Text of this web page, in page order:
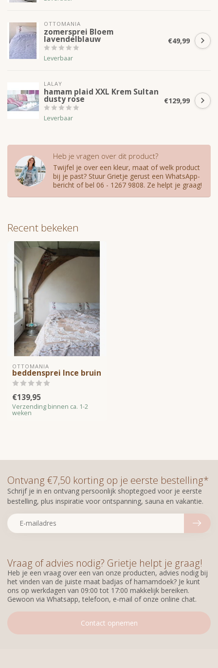
OTTOMANIA
zomersprei Bloem
lavendelblauw
Leverbaar
€49,99
LALAY
hamam plaid XXL Krem Sultan
dusty rose
Leverbaar
€129,99
Heb je vragen over dit product?
Twijfel je over een kleur, maat of welk product
bij je past? Stuur Grietje gerust een WhatsApp-
bericht of bel 06 - 1267 9808. Ze helpt je graag!
Recent bekeken
OTTOMANIA
beddensprei Ince bruin
€139,95
Verzending binnen ca. 1-2
weken
Vraag of advies nodig? Grietje helpt je graag!
Heb je een vraag over een van onze producten, advies nodig bij
het vinden van de juiste maat badjas of hamamdoek? Je kunt
ons op werkdagen van 09:00 tot 17:00 makkelijk bereiken.
Gewoon via Whatsapp, telefoon, e-mail of onze online chat.
Contact opnemen
Ontvang €7,50 korting op je eerste bestelling*
Schrijf je in en ontvang persoonlijk shoptegoed voor je eerste
bestelling, plus inspiratie voor ontspanning, sauna en vakantie.